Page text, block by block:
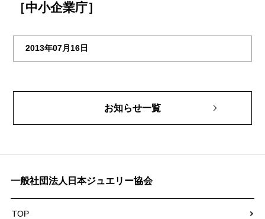
［中小企業庁］
2013年07月16日
お知らせ一覧
一般社団法人日本ジュエリー協会
TOP